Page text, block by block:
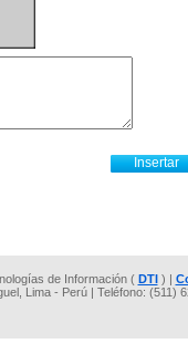
de Información ( DTI) |
Lima - Perú | Teléfono: